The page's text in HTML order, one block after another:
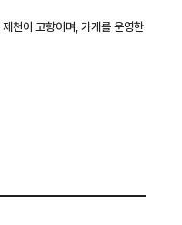
천이 고향이며, 가게를 운영한